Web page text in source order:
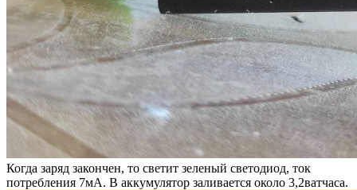
Когда заряд закончен, то светит зеленый светодиод, ток
потребления 7мА. В аккумулятор заливается около 3,2ватчаса.